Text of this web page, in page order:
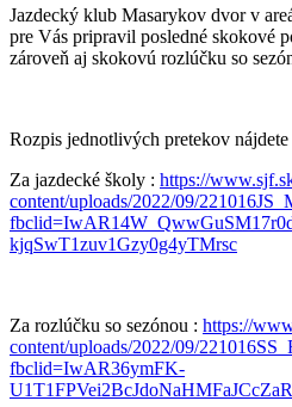
Jazdecký klub Masarykov dvor v
pre Vás pripravil posledné skokové
zároveň aj skokovú rozlúčku so
Rozpis jednotlivých pretekov nájdete
Za jazdecké školy : https://
content/uploads/2022/09/
kjqSwT1zuv1Gzy0g4yTMrsc
Za rozlúčku so sezónou : https://
content/uploads/2022/09/
fbclid=IwAR36ymFK-